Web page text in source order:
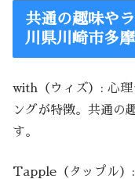
共通の趣味や
川県川崎市多
with（ウィズ）: 心
ングが特徴。共通の
す。
Tapple（タップル）